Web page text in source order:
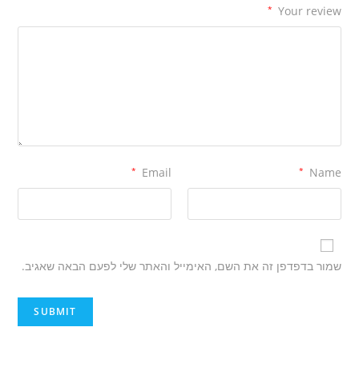
Your review
*
Name
*
Email
*
שמור בדפדפן זה את השם, האימייל והאתר שלי לפעם הבאה שאגיב.